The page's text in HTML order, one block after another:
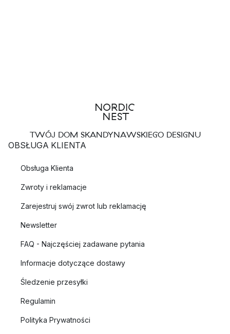
TWÓJ DOM SKANDYNAWSKIEGO DESIGNU
OBSŁUGA KLIENTA
Obsługa Klienta
Zwroty i reklamacje
Zarejestruj swój zwrot lub reklamację
Newsletter
FAQ - Najczęściej zadawane pytania
Informacje dotyczące dostawy
Śledzenie przesyłki
Regulamin
Polityka Prywatności